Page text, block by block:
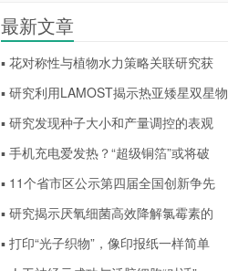
最新文章
▪ 花对称性与植物水力策略关联研究获
▪ 研究利用LAMOST揭示热亚矮星双星物
▪ 研究发现种子大小和产量调控的表观
▪ 手机充电爱发热？“超级铜箔”或将破
▪ 11个省市区公示第四届全国创新争先
▪ 研究揭示厌氧细菌高效降解氯霉素的
▪ 打印“光子织物”，像印报纸一样简单